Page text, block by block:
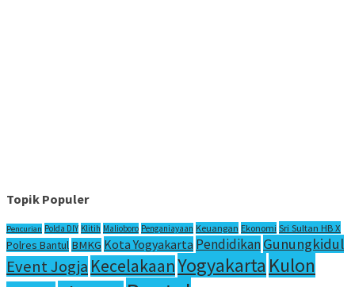
Topik Populer
Pencurian Polda DIY Klitih Malioboro Penganiayaan Keuangan Ekonomi Sri Sultan HB X
Polres Bantul BMKG Kota Yogyakarta PendidikanGunungkidul
Event Jogja KecelakaanYogyakarta Kulon